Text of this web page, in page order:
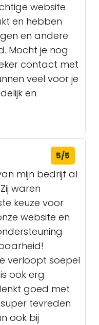
website
en hebben
en andere
Mocht je nog
contact met
veel voor je
en
5/5
mijn bedrijf al
waren
keuze voor
website en
verloopt soepel
ook erg
goed met
tevreden
ook bij